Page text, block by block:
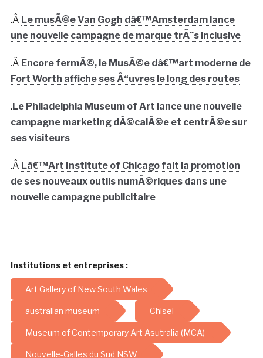
.Â Le musÃ©e Van Gogh dâ€™Amsterdam lance
une nouvelle campagne de marque trÃ¨s inclusive
.Â Encore fermÃ©, le MusÃ©e dâ€™art moderne de
Fort Worth affiche ses Å“uvres le long des routes
. Le Philadelphia Museum of Art lance une nouvelle
campagne marketing dÃ©calÃ©e et centrÃ©e sur
ses visiteurs
.Â Lâ€™Art Institute of Chicago fait la promotion
de ses nouveaux outils numÃ©riques dans une
nouvelle campagne publicitaire
Institutions et entreprises :
Art Gallery of New South Wales
australian museum Chisel
Museum of Contemporary Art Asutralia (MCA)
Nouvelle-Galles du Sud NSW